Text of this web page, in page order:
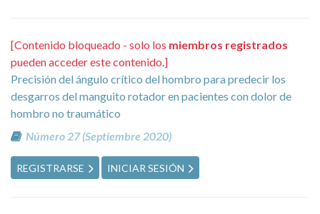
[Contenido bloqueado - solo los miembros registrados
pueden acceder este contenido.]
Precisión del ángulo crítico del hombro para predecir los
desgarros del manguito rotador en pacientes con dolor de
hombro no traumático
Número 27 (Septiembre 2020)
REGISTRARSE INICIAR SESIÓN